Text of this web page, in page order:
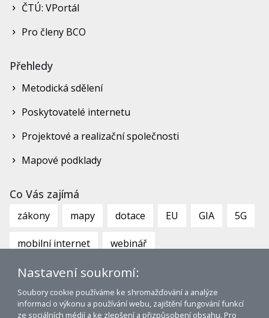
ČTÚ: VPortál
Pro členy BCO
Přehledy
Metodická sdělení
Poskytovatelé internetu
Projektové a realizační společnosti
Mapové podklady
Co Vás zajímá
zákony mapy dotace EU GIA 5G
mobilní internet webinář
Nastavení soukromí:
Soubory cookie používáme ke shromažďování a analýze
informací o výkonu a používání webu, zajištění fungování funkcí
ze sociálních médií a ke zlepšení a přizpůsobení obsahu. Pro